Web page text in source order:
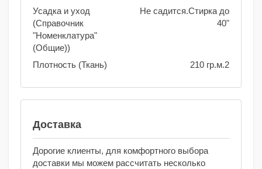
Усадка и уход
(Справочник
"Номенклатура"
(Общие))
Не садится.Стирка до
40"
Плотность (Ткань) 210 гр.м.2
Доставка
Дорогие клиенты, для комфортного выбора
доставки мы можем рассчитать несколько